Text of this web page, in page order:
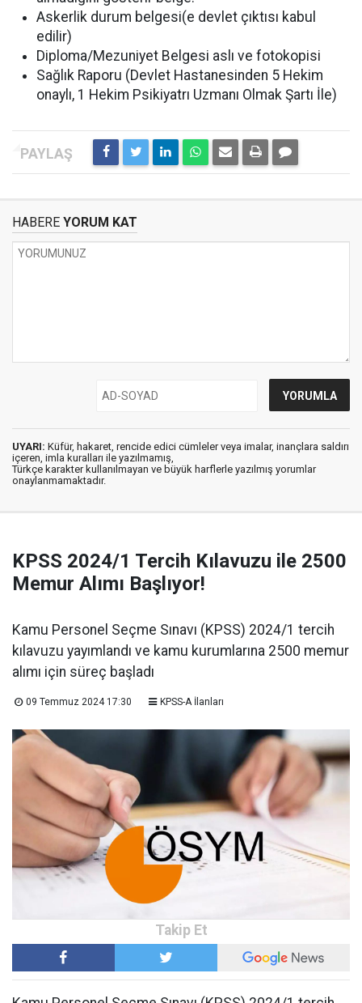
Askerlik durum belgesi(e devlet çıktısı kabul
edilir)
Diploma/Mezuniyet Belgesi aslı ve fotokopisi
Sağlık Raporu (Devlet Hastanesinden 5 Hekim
onaylı, 1 Hekim Psikiyatrı Uzmanı Olmak Şartı İle)
HABERE YORUM KAT
UYARI: Küfür, hakaret, rencide edici cümleler veya imalar, inançlara saldırı
içeren, imla kuralları ile yazılmamış,
Türkçe karakter kullanılmayan ve büyük harflerle yazılmış yorumlar
onaylanmamaktadır.
KPSS 2024/1 Tercih Kılavuzu ile 2500
Memur Alımı Başlıyor!
Kamu Personel Seçme Sınavı (KPSS) 2024/1 tercih
kılavuzu yayımlandı ve kamu kurumlarına 2500 memur
alımı için süreç başladı
09 Temmuz 2024 17:30 KPSS-A İlanları